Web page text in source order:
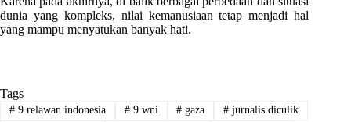
dunia yang kompleks, nilai kemanusiaan tetap menjadi hal
yang mampu menyatukan banyak hati.
Tags
#9 relawan indonesia #9 wni # gaza # jurnalis diculik